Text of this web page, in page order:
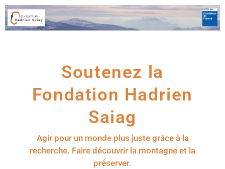
Soutenez la
Fondation Hadrien
Saiag
Agir pour un monde plus juste grâce à la
recherche. Faire découvrir la montagne et la
préserver.